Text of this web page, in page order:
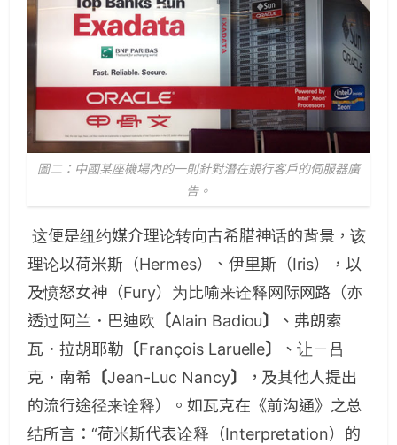
圖二：中國某座機場內的一則針對潛在銀行客戶的伺服器廣
告。
这便是纽约媒介理论转向古希腊神话的背景，该
理论以荷米斯（Hermes）、伊里斯（Iris），以
及愤怒女神（Fury）为比喻来诠释网际网路（亦
透过阿兰．巴迪欧 〔Alain Badiou〕
、弗朗索
瓦．拉胡耶勒 〔François Laruelle〕
、让－吕
克．南希 〔Jean-Luc Nancy〕
，及其他人提出
的流行途径来诠释）。如瓦克在《前沟通》之总
结所言：“荷米斯代表诠释（Interpretation）的